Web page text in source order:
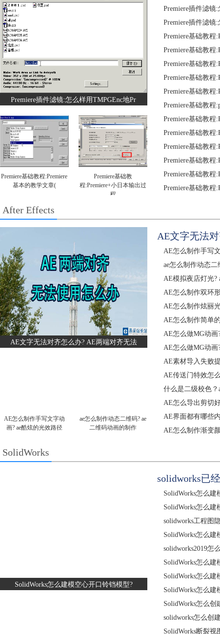
Premiere插件滤镜:怎么样用TMPGEnc地Pr
Premiere基础教程:Premiere
基本的教学文章(
Premiere基础教
程:Premiere+小日本输出过
程
Premiere插件滤镜
Premiere插件滤镜
Premiere基础教程
Premiere基础教程
Premiere基础教程
Premiere基础教程
Premiere基础教程
Premiere基础教程
Premiere基础教程
Premiere基础教程
Premiere基础教程
Premiere基础教程
Premiere基础教程
Premiere基础教程
After Effects
AE文字无法对齐怎么办? AE两端对齐无法
AE怎么制作手写文字动
画? ae酷炫的光效路径
ae怎么制作动态二维码? ae
二维码动画的制作
AE文字无法
AE怎么制作手写
ae怎么制作动态
AE模拟夜店灯光?
AE怎么制作双环
AE怎么制作炫丽
AE怎么制作简单
AE怎么做MG动
AE怎么做MG动
AE素材导入失败
AE传送门特效怎
什么是二级校色
AE怎么导出剪切
AE界面都有哪些
AE怎么制作渐变
SolidWorks
SolidWorks怎么建模空心开口铃铛模型?
solidworks已
SolidWorks怎么
SolidWorks怎么
solidworks工程图
SolidWorks怎么
solidworks2019怎
SolidWorks怎么
SolidWorks怎么建
SolidWorks怎么建
SolidWorks怎么创
solidworks怎么创
SolidWorks断裂视